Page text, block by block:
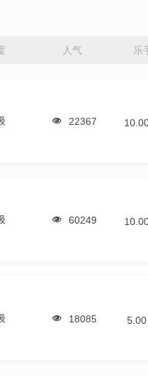
人气 乐
22367
60249
18085 5.00